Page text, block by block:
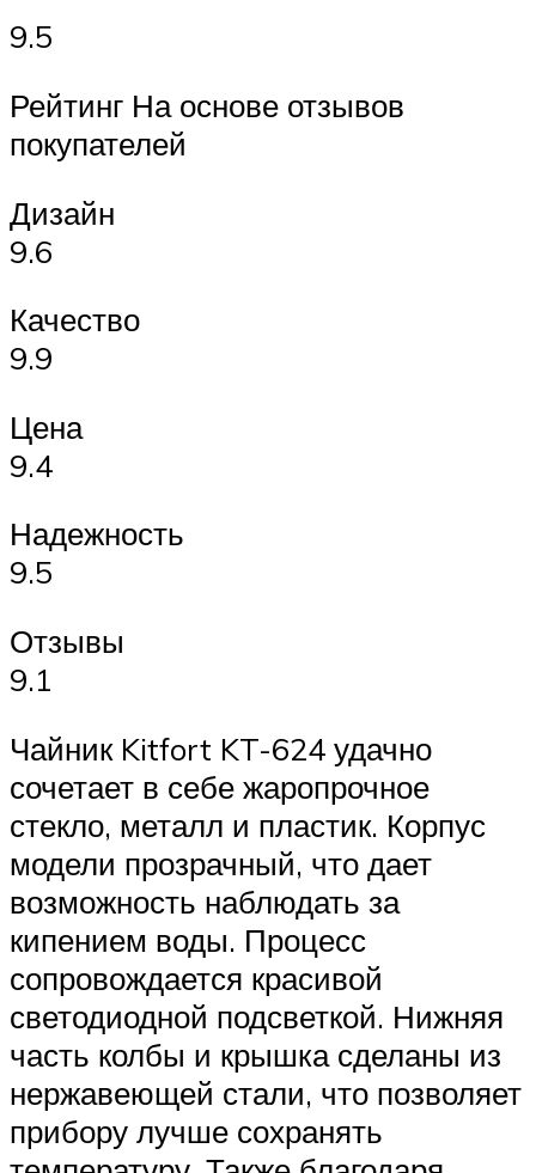
9.5
Рейтинг На основе отзывов
покупателей
Дизайн
9.6
Качество
9.9
Цена
9.4
Надежность
9.5
Отзывы
9.1
Чайник Kitfort KT-624 удачно
сочетает в себе жаропрочное
стекло, металл и пластик. Корпус
модели прозрачный, что дает
возможность наблюдать за
кипением воды. Процесс
сопровождается красивой
светодиодной подсветкой. Нижняя
часть колбы и крышка сделаны из
нержавеющей стали, что позволяет
прибору лучше сохранять